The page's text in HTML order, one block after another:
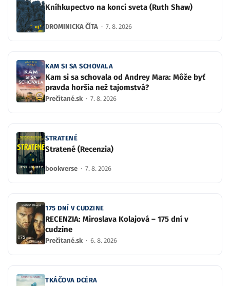
Kníhkupectvo na konci sveta (Ruth Shaw)
DROMINICKA ČÍTA · 7. 8. 2026
KAM SI SA SCHOVALA
Kam si sa schovala od Andrey Mara: Môže byť
pravda horšia než tajomstvá?
Prečítané.sk · 7. 8. 2026
STRATENÉ
Stratené (Recenzia)
bookverse · 7. 8. 2026
175 DNÍ V CUDZINE
RECENZIA: Miroslava Kolajová – 175 dní v
cudzine
Prečítané.sk · 6. 8. 2026
TKÁČOVA DCÉRA